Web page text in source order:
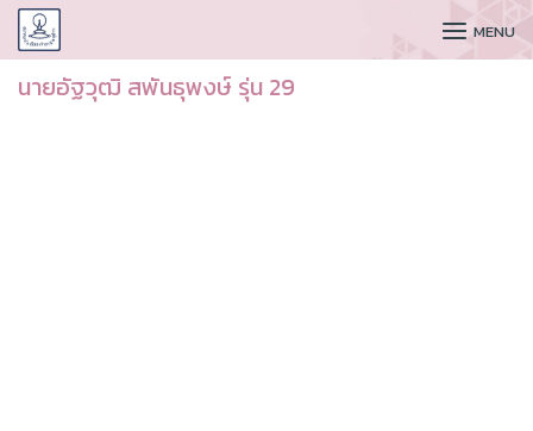
CUDAA MENU
นายอัฐวุฒิ สพันธุพงษ์ รุ่น 29